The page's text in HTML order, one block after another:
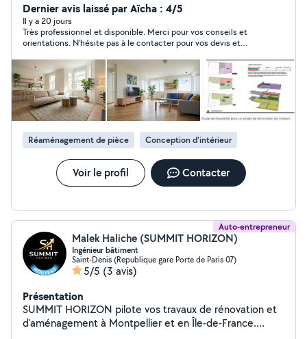
j'apporte une double expertise en modélisation
BIM/DAO et en suivi technique de chantier, acquise sur
des projets complexes et exigeants tels que Paris 2024,
maisons individuelles, promotions immobilières et
hôtellerie de luxe. Mes services: -Relevé architectural
Relevés précis et modélisation 2D/3D pour la
rénovation, l'extension ou la mise en conformité de
bâtiments existants.( DP,PC) -Réalisation de plans de
maisons individuelles Conception sur mesure adaptée
aux besoins, aux contraintes techniques et aux
exigences réglementaires. -Promotion immobilière
Études de faisabilité, conception des programmes, suivi
des phases techniques et coordination avec les
différents intervenants. -Photographie Captures
extérieurs. Shooting photo :anniversaires, commission
Dernier avis laissé par Aïcha : 4/5
Il y a 20 jours
Très professionnel et disponible. Merci pour vos conseils et
orientations. N’hésite pas à le contacter pour vos devis et
Réaménagement de pièce Conception d'intérieur
Voir le profil Contacter
Auto-entrepreneur
Malek Haliche (SUMMIT HORIZON)
Ingénieur bâtiment
Saint-Denis (Republique gare Porte de Paris 07)
5/5 (3 avis)
Présentation
SUMMIT HORIZON pilote vos travaux de rénovation et
d'aménagement à Montpellier et en Île-de-France.